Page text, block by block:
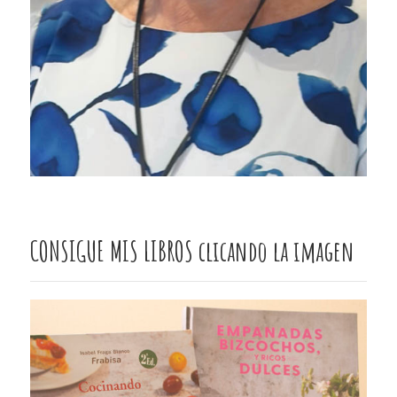
CONSIGUE MIS LIBROS clicando la imagen